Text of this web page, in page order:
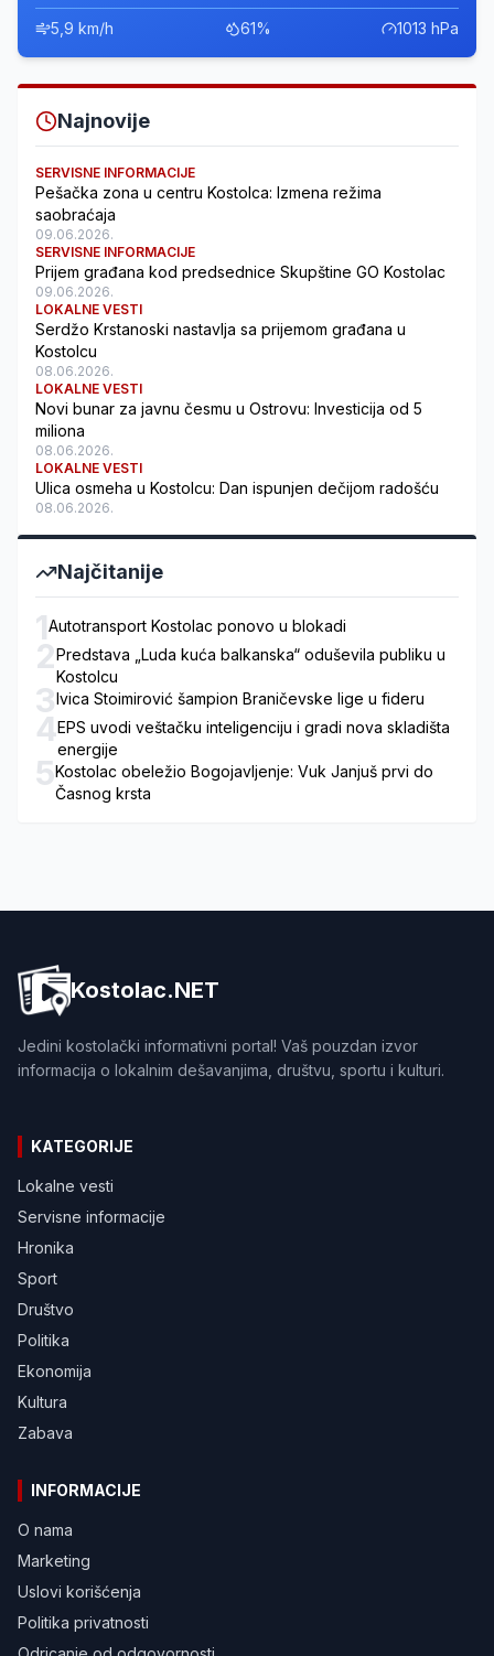
5,9 km/h 61% 1013 hPa
Najnovije
SERVISNE INFORMACIJE
Pešačka zona u centru Kostolca: Izmena režima
saobraćaja
09.06.2026.
SERVISNE INFORMACIJE
Prijem građana kod predsednice Skupštine GO Kostolac
09.06.2026.
LOKALNE VESTI
Serdžo Krstanoski nastavlja sa prijemom građana u
Kostolcu
08.06.2026.
LOKALNE VESTI
Novi bunar za javnu česmu u Ostrovu: Investicija od 5
miliona
08.06.2026.
LOKALNE VESTI
Ulica osmeha u Kostolcu: Dan ispunjen dečijom radošću
08.06.2026.
Najčitanije
1Autotransport Kostolac ponovo u blokadi
2Predstava „Luda kuća balkanska“ oduševila publiku u
Kostolcu
3Ivica Stoimirović šampion Braničevske lige u fideru
4EPS uvodi veštačku inteligenciju i gradi nova skladišta
energije
5Kostolac obeležio Bogojavljenje: Vuk Janjuš prvi do
Časnog krsta
Kostolac.NET
Jedini kostolački informativni portal! Vaš pouzdan izvor
informacija o lokalnim dešavanjima, društvu, sportu i kulturi.
KATEGORIJE
Lokalne vesti
Servisne informacije
Hronika
Sport
Društvo
Politika
Ekonomija
Kultura
Zabava
INFORMACIJE
O nama
Marketing
Uslovi korišćenja
Politika privatnosti